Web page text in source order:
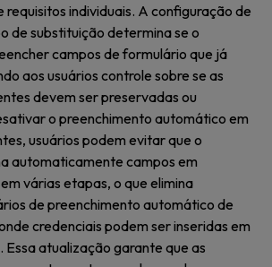
requisitos individuais. A configuração de
de substituição determina se o
campos de formulário que já
aos usuários controle sobre se as
devem ser preservadas ou
o preenchimento automático em
usuários podem evitar que o
automaticamente campos em
várias etapas, o que elimina
de preenchimento automático de
credenciais podem ser inseridas em
atualização garante que as